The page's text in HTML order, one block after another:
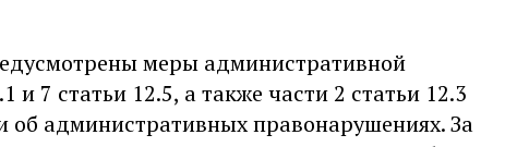
меры административной
и 7 статьи 12.5, а также части 2 статьи 12.3
об административных правонарушениях. За